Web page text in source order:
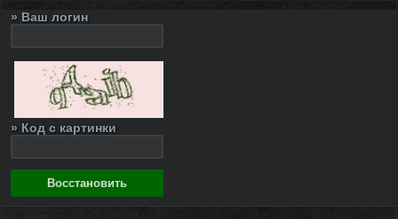
» Ваш логин
» Код с картинки